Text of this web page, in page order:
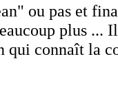
ou pas et
plus ...
qui connaît la